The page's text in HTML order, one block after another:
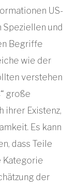
US-
und
Begriffe
wie der
verstehen
große
ihrer Existenz,
Es kann
dass Teile
Kategorie
der